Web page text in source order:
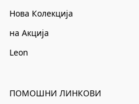
Нова Колекција
на Акција
Leon
ПОМОШНИ ЛИНКОВИ